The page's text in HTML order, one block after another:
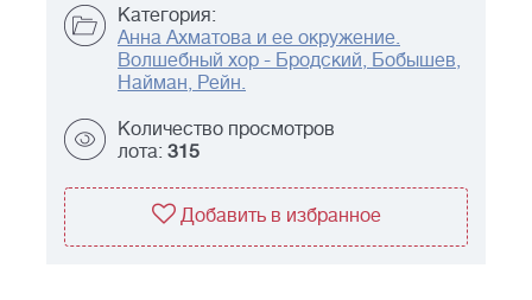
Категория:
Анна Ахматова и ее окружение.
Волшебный хор - Бродский, Бобышев,
Найман, Рейн.
Количество просмотров
лота: 315
Добавить в избранное